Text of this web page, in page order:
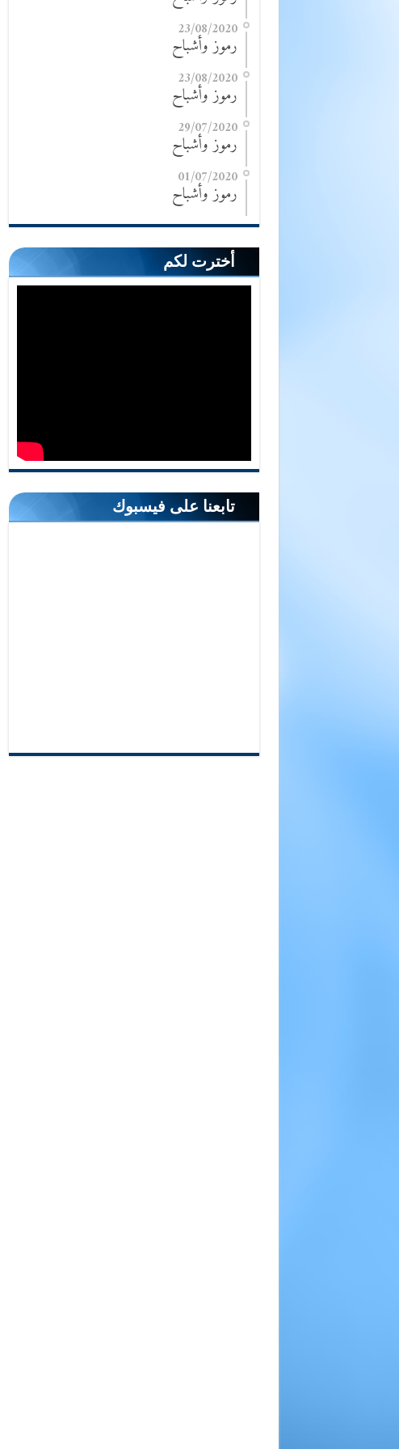
23/08/2020
رموز وأشباح
23/08/2020
رموز وأشباح
29/07/2020
رموز وأشباح
01/07/2020
رموز وأشباح
أخترت لكم
تابعنا على فيسبوك